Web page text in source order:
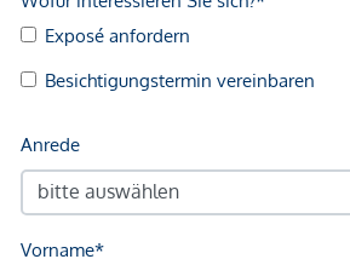
Arzt <250m
Klinik <500m
Kinder & Schulen
Schule <500m
Kindergarten <250m